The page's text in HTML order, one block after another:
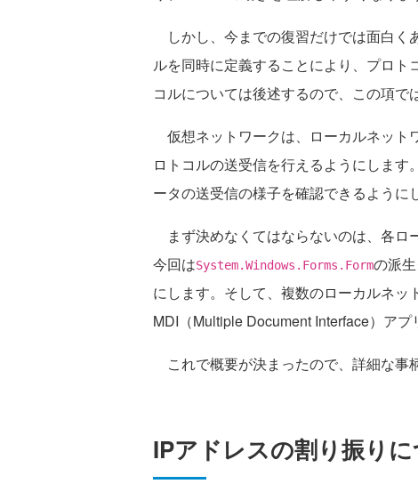
しかし、今までの復習だけでは面白く
ルを同時に定義することにより、プロ
コルについては後述するので、この項で
仮想ネットワークは、ローカルネット
ロトコルの送受信を行えるようにしま
ータの送受信の様子を確認できるように
まず決めなくてはならないのは、各ロ
今回はSystem.Windows.Forms.Formの派
にします。そして、複数のローカルネッ
MDI（Multiple Document Interface）アプ
これで概要が決まったので、詳細な事
IPアドレスの割り振り